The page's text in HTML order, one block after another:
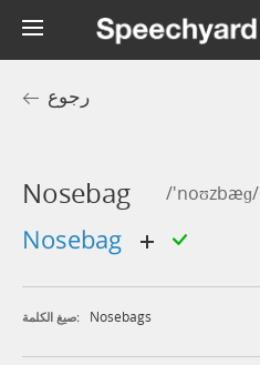
رجوع
Nosebag /'noʊzbæɡ/
nosebag
صيغ الكلمة: Nosebags